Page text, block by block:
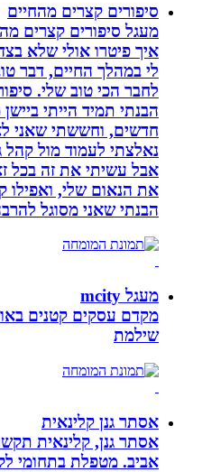
סיפורים קצרים מהחיים
מעגל סיפורים קצרים
איך פיטרו אולי שלא
לי במהלך החיים, דבר
לחבר הכי טוב שלי. סיפור
הבנתי תמיד הייתי ביישן
חדשים, וחששתי שאני לא
נאלצתי לעמוד מול קהל
אבל עשיתי את זה בכל
את הנאום שלי, ואפילו
הבנתי שאני מסוגל
מעגל mcity
מקדם עסקים קטנים באופן
שילמת
אסתר גנן קלינאית
אסתר גנן, קלינאית
אביב. מטפלת בתחומי